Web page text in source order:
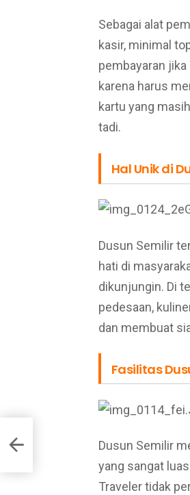
Sebagai alat
kasir, minimal
pembayaran
karena harus
kartu yang
tadi.
Hal Unik di
Dusun Semilir
hati di
dikunjungin. Di
pedesaan,
dan membuat
Fasilitas
Dusun Semilir
yang sangat
Traveler tidak